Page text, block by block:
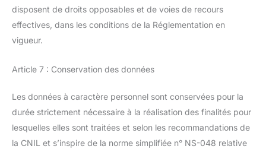
disposent de droits opposables et de voies de recours
effectives, dans les conditions de la Réglementation en
vigueur.
Article 7 : Conservation des données
Les données à caractère personnel sont conservées pour la
durée strictement nécessaire à la réalisation des finalités pour
lesquelles elles sont traitées et selon les recommandations de
la CNIL et s’inspire de la norme simplifiée n° NS-048 relative